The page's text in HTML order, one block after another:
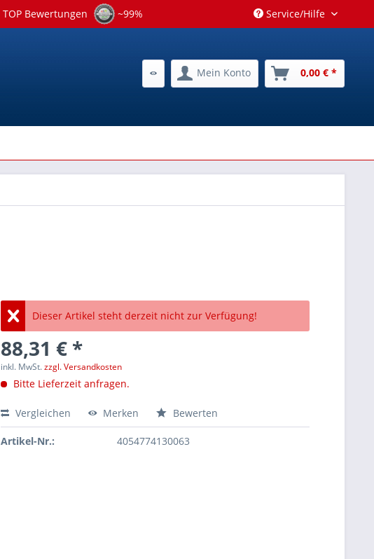
TOP Bewertungen ~99% Service/Hilfe
Mein Konto 0,00 € *
Dieser Artikel steht derzeit nicht zur Verfügung!
88,31 € *
inkl. MwSt.zzgl. Versandkosten
Bitte Lieferzeit anfragen.
Vergleichen Merken Bewerten
Artikel-Nr.: 4054774130063